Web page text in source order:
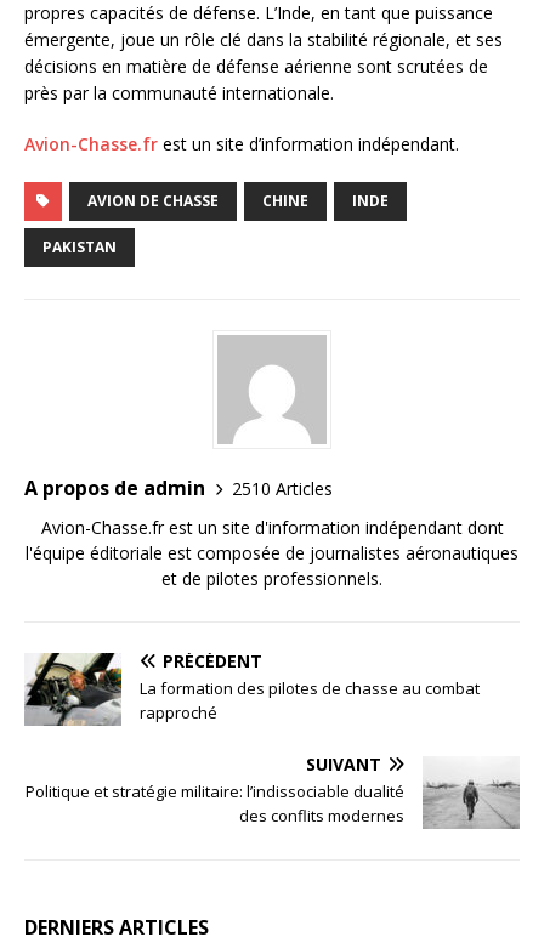
propres capacités de défense. L’Inde, en tant que puissance
émergente, joue un rôle clé dans la stabilité régionale, et ses
décisions en matière de défense aérienne sont scrutées de
près par la communauté internationale.
Avion-Chasse.fr est un site d’information indépendant.
AVION DE CHASSE CHINE INDE
PAKISTAN
A propos de admin
2510 Articles
Avion-Chasse.fr est un site d'information indépendant dont
l'équipe éditoriale est composée de journalistes aéronautiques
et de pilotes professionnels.
PRÉCÉDENT
La formation des pilotes de chasse au combat
rapproché
SUIVANT
Politique et stratégie militaire: l’indissociable dualité
des conflits modernes
DERNIERS ARTICLES